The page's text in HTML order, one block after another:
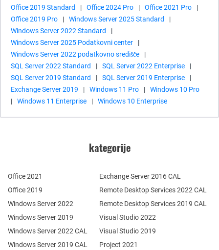
Office 2019 Standard
| Office 2024 Pro | Office 2021 Pro
|
Office 2019 Pro
| Windows Server 2025 Standard
|
Windows Server 2022 Standard
|
Windows Server 2025 Podatkovni center
|
Windows Server 2022 podatkovno središče
|
SQL Server 2022 Standard
| SQL Server 2022 Enterprise
|
SQL Server 2019 Standard
| SQL Server 2019 Enterprise
|
Exchange Server 2019
| Windows 11 Pro |
Windows 10 Pro
|
Windows 11 Enterprise | Windows 10 Enterprise
kategorije
Office 2021
Office 2019
Windows Server 2022
Windows Server 2019
Windows Server 2022 CAL
Windows Server 2019 CAL
Remote Desktop Services 2022 CAL
Remote Desktop Services 2019 CAL
Exchange Server 2016 CAL
Visual Studio 2022
Visual Studio 2019
Project 2021